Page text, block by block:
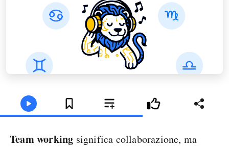
Team working significa collaborazione, ma